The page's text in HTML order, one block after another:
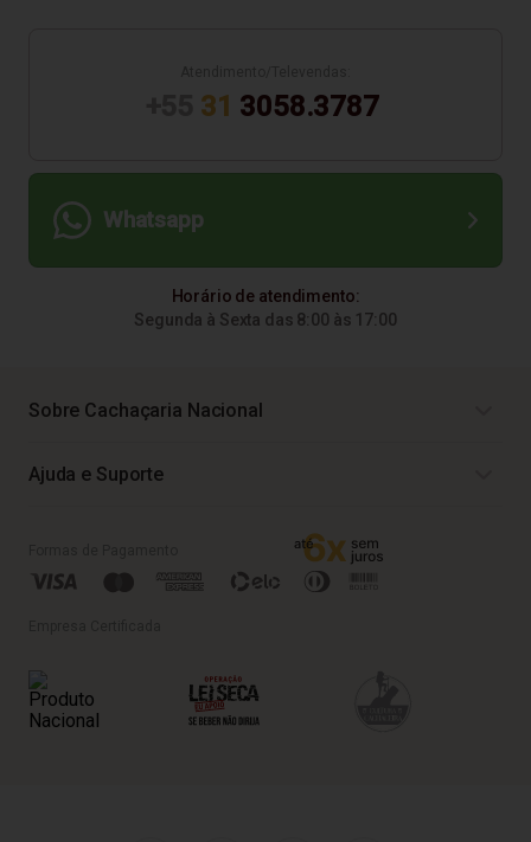
31 3058.3787
Whatsapp
Horário de atendimento:
Segunda à Sexta das 8:00 às 17:00
Sobre Cachaçaria Nacional
Ajuda e Suporte